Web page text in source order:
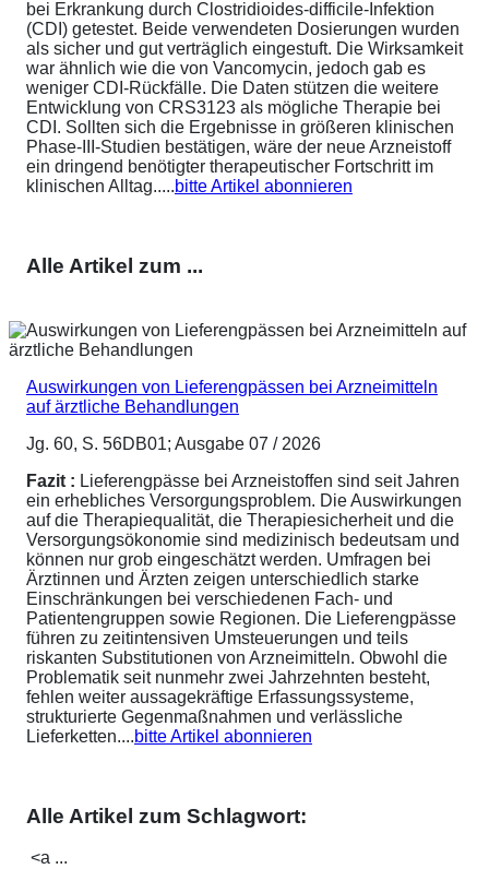
bei Erkrankung durch Clostridioides-difficile-Infektion
(CDI) getestet. Beide verwendeten Dosierungen wurden
als sicher und gut verträglich eingestuft. Die Wirksamkeit
war ähnlich wie die von Vancomycin, jedoch gab es
weniger CDI-Rückfälle. Die Daten stützen die weitere
Entwicklung von CRS3123 als mögliche Therapie bei
CDI. Sollten sich die Ergebnisse in größeren klinischen
Phase-III-Studien bestätigen, wäre der neue Arzneistoff
ein dringend benötigter therapeutischer Fortschritt im
klinischen Alltag.....bitte Artikel abonnieren
Alle Artikel zum ...
Auswirkungen von Lieferengpässen bei Arzneimitteln
auf ärztliche Behandlungen
Jg. 60, S. 56DB01; Ausgabe 07 / 2026
Fazit : Lieferengpässe bei Arzneistoffen sind seit Jahren
ein erhebliches Versorgungsproblem. Die Auswirkungen
auf die Therapiequalität, die Therapiesicherheit und die
Versorgungsökonomie sind medizinisch bedeutsam und
können nur grob eingeschätzt werden. Umfragen bei
Ärztinnen und Ärzten zeigen unterschiedlich starke
Einschränkungen bei verschiedenen Fach- und
Patientengruppen sowie Regionen. Die Lieferengpässe
führen zu zeitintensiven Umsteuerungen und teils
riskanten Substitutionen von Arzneimitteln. Obwohl die
Problematik seit nunmehr zwei Jahrzehnten besteht,
fehlen weiter aussagekräftige Erfassungssysteme,
strukturierte Gegenmaßnahmen und verlässliche
Lieferketten....bitte Artikel abonnieren
Alle Artikel zum Schlagwort:
<a ...